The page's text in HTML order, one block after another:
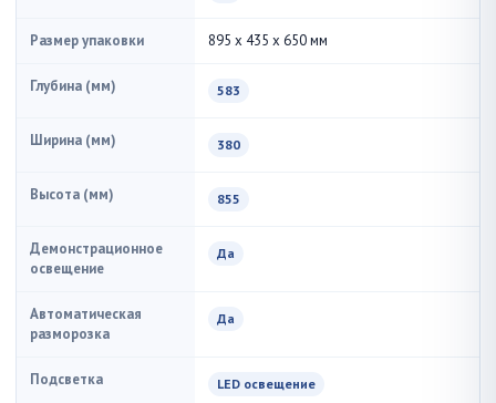
Размер упаковки 895 x 435 x 650 мм
Глубина (мм) 583
Ширина (мм) 380
Высота (мм) 855
Демонстрационное
освещение
Да
Автоматическая
разморозка
Да
Подсветка LED освещение